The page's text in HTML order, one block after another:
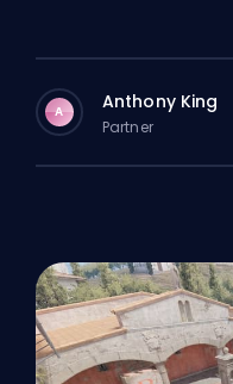
A Anthony King
Partner